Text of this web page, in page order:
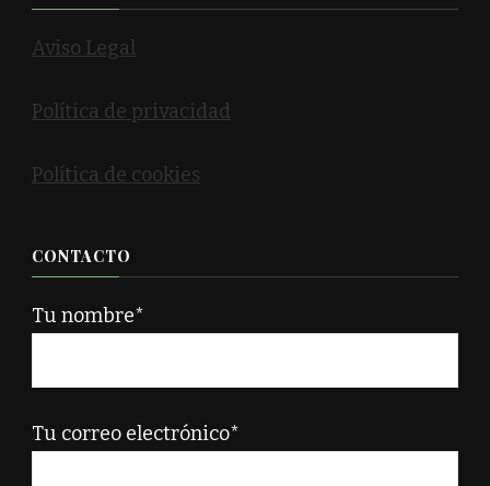
Aviso Legal
Política de privacidad
Política de cookies
CONTACTO
Tu nombre*
Tu correo electrónico*